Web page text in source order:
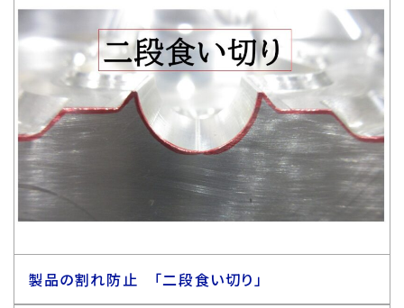
製品の割れ防止 「二段食い切り」